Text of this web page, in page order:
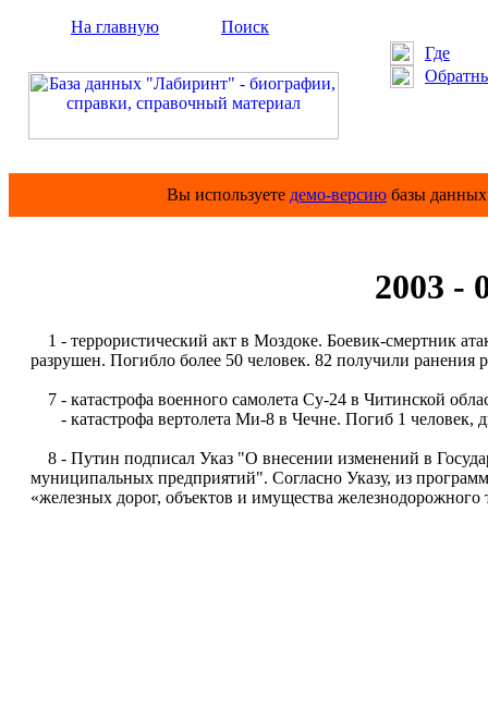
На главную
Поиск
Где
Вы используете демо-версию базы
2003 -
1 - террористический акт в Моздоке. Боевик-смертник
разрушен. Погибло более 50 человек. 82 получили ранения
7 - катастрофа военного самолета Су-24 в Читинской
- катастрофа вертолета Ми-8 в Чечне. Погиб 1 человек,
8 - Путин подписал Указ "О внесении изменений в
муниципальных предприятий". Согласно Указу, из
«железных дорог, объектов и имущества